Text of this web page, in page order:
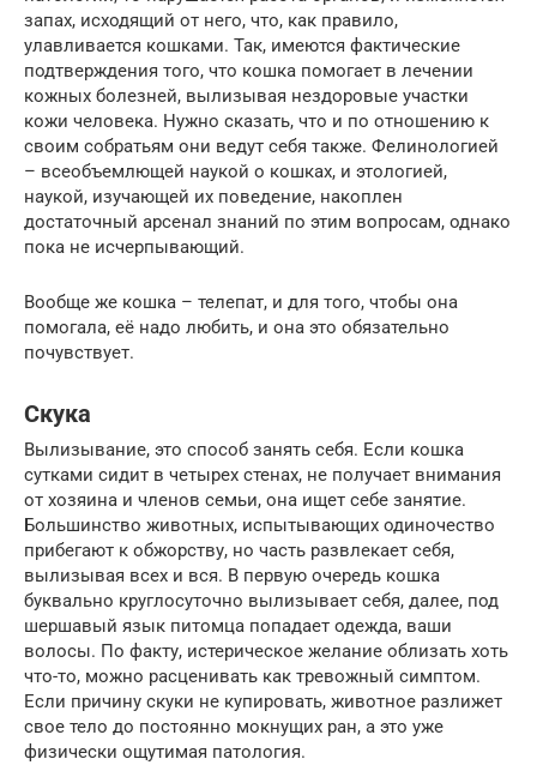
запах, исходящий от него, что, как правило,
улавливается кошками. Так, имеются фактические
подтверждения того, что кошка помогает в лечении
кожных болезней, вылизывая нездоровые участки
кожи человека. Нужно сказать, что и по отношению к
своим собратьям они ведут себя также. Фелинологией
– всеобъемлющей наукой о кошках, и этологией,
наукой, изучающей их поведение, накоплен
достаточный арсенал знаний по этим вопросам, однако
пока не исчерпывающий.
Вообще же кошка – телепат, и для того, чтобы она
помогала, её надо любить, и она это обязательно
почувствует.
Скука
Вылизывание, это способ занять себя. Если кошка
сутками сидит в четырех стенах, не получает внимания
от хозяина и членов семьи, она ищет себе занятие.
Большинство животных, испытывающих одиночество
прибегают к обжорству, но часть развлекает себя,
вылизывая всех и вся. В первую очередь кошка
буквально круглосуточно вылизывает себя, далее, под
шершавый язык питомца попадает одежда, ваши
волосы. По факту, истерическое желание облизать хоть
что-то, можно расценивать как тревожный симптом.
Если причину скуки не купировать, животное разлижет
свое тело до постоянно мокнущих ран, а это уже
физически ощутимая патология.